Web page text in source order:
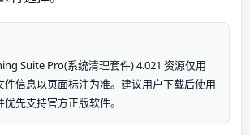
Suite Pro(系统清理套件) 4.021 资源仅用
件信息以页面标注为准。建议用户下载后使用
先支持官方正版软件。